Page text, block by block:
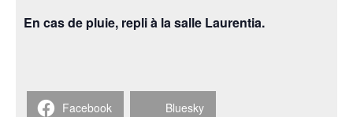
En cas de pluie, repli à la salle Laurentia.
Facebook Bluesky